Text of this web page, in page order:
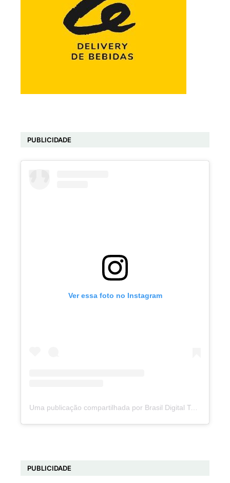
PUBLICIDADE
Ver essa foto no Instagram
Uma publicação compartilhada por Brasil Digital Telecom (@brasildigitaltelecom)
PUBLICIDADE